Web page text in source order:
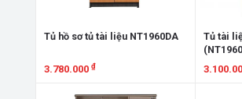
Tủ hồ sơ tủ tài liệu NT1960DA
3.780.000 ₫
Xem chi tiết
Tủ tài